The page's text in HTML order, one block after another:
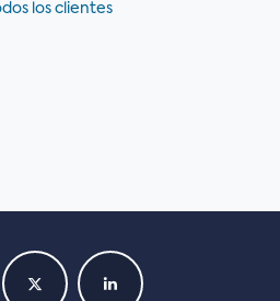
los clientes